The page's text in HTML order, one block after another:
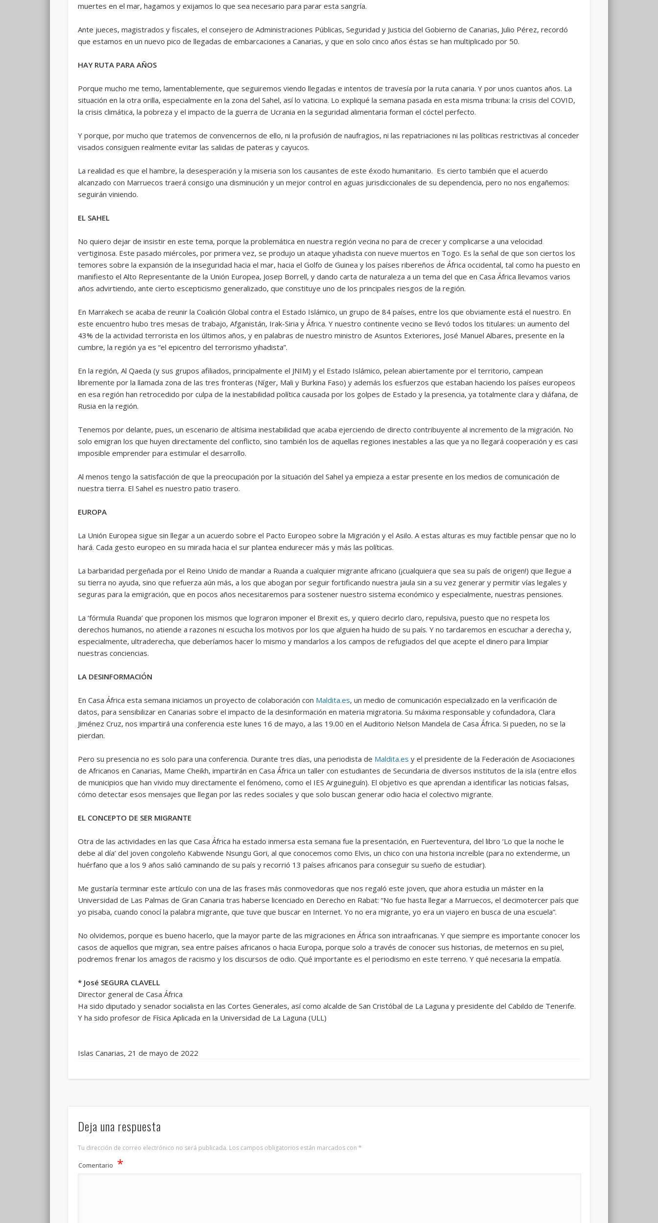
muertes en el mar, hagamos y exijamos lo que sea necesario para parar esta sangría.
Ante jueces, magistrados y fiscales, el consejero de Administraciones Públicas, Seguridad y Justicia del Gobierno de Canarias, Julio Pérez, recordó
que estamos en un nuevo pico de llegadas de embarcaciones a Canarias, y que en solo cinco años éstas se han multiplicado por 50.
HAY RUTA PARA AÑOS
Porque mucho me temo, lamentablemente, que seguiremos viendo llegadas e intentos de travesía por la ruta canaria. Y por unos cuantos años. La
situación en la otra orilla, especialmente en la zona del Sahel, así lo vaticina. Lo expliqué la semana pasada en esta misma tribuna: la crisis del COVID,
la crisis climática, la pobreza y el impacto de la guerra de Ucrania en la seguridad alimentaria forman el cóctel perfecto.
Y porque, por mucho que tratemos de convencernos de ello, ni la profusión de naufragios, ni las repatriaciones ni las políticas restrictivas al conceder
visados consiguen realmente evitar las salidas de pateras y cayucos.
La realidad es que el hambre, la desesperación y la miseria son los causantes de este éxodo humanitario. Es cierto también que el acuerdo
alcanzado con Marruecos traerá consigo una disminución y un mejor control en aguas jurisdiccionales de su dependencia, pero no nos engañemos:
seguirán viniendo.
EL SAHEL
No quiero dejar de insistir en este tema, porque la problemática en nuestra región vecina no para de crecer y complicarse a una velocidad
vertiginosa. Este pasado miércoles, por primera vez, se produjo un ataque yihadista con nueve muertos en Togo. Es la señal de que son ciertos los
temores sobre la expansión de la inseguridad hacia el mar, hacia el Golfo de Guinea y los países ribereños de África occidental, tal como ha puesto en
manifiesto el Alto Representante de la Unión Europea, Josep Borrell, y dando carta de naturaleza a un tema del que en Casa África llevamos varios
años advirtiendo, ante cierto escepticismo generalizado, que constituye uno de los principales riesgos de la región.
En Marrakech se acaba de reunir la Coalición Global contra el Estado Islámico, un grupo de 84 países, entre los que obviamente está el nuestro. En
este encuentro hubo tres mesas de trabajo, Afganistán, Irak-Siria y África. Y nuestro continente vecino se llevó todos los titulares: un aumento del
43% de la actividad terrorista en los últimos años, y en palabras de nuestro ministro de Asuntos Exteriores, José Manuel Albares, presente en la
cumbre, la región ya es “el epicentro del terrorismo yihadista”.
En la región, Al Qaeda (y sus grupos afiliados, principalmente el JNIM) y el Estado Islámico, pelean abiertamente por el territorio, campean
libremente por la llamada zona de las tres fronteras (Níger, Mali y Burkina Faso) y además los esfuerzos que estaban haciendo los países europeos
en esa región han retrocedido por culpa de la inestabilidad política causada por los golpes de Estado y la presencia, ya totalmente clara y diáfana, de
Rusia en la región.
Tenemos por delante, pues, un escenario de altísima inestabilidad que acaba ejerciendo de directo contribuyente al incremento de la migración. No
solo emigran los que huyen directamente del conflicto, sino también los de aquellas regiones inestables a las que ya no llegará cooperación y es casi
imposible emprender para estimular el desarrollo.
Al menos tengo la satisfacción de que la preocupación por la situación del Sahel ya empieza a estar presente en los medios de comunicación de
nuestra tierra. El Sahel es nuestro patio trasero.
EUROPA
La Unión Europea sigue sin llegar a un acuerdo sobre el Pacto Europeo sobre la Migración y el Asilo. A estas alturas es muy factible pensar que no lo
hará. Cada gesto europeo en su mirada hacia el sur plantea endurecer más y más las políticas.
La barbaridad pergeñada por el Reino Unido de mandar a Ruanda a cualquier migrante africano (¡cualquiera que sea su país de origen!) que llegue a
su tierra no ayuda, sino que refuerza aún más, a los que abogan por seguir fortificando nuestra jaula sin a su vez generar y permitir vías legales y
seguras para la emigración, que en pocos años necesitaremos para sostener nuestro sistema económico y especialmente, nuestras pensiones.
La ‘fórmula Ruanda’ que proponen los mismos que lograron imponer el Brexit es, y quiero decirlo claro, repulsiva, puesto que no respeta los
derechos humanos, no atiende a razones ni escucha los motivos por los que alguien ha huido de su país. Y no tardaremos en escuchar a derecha y,
especialmente, ultraderecha, que deberíamos hacer lo mismo y mandarlos a los campos de refugiados del que acepte el dinero para limpiar
nuestras conciencias.
LA DESINFORMACIÓN
En Casa África esta semana iniciamos un proyecto de colaboración con Maldita.es, un medio de comunicación especializado en la verificación de
datos, para sensibilizar en Canarias sobre el impacto de la desinformación en materia migratoria. Su máxima responsable y cofundadora, Clara
Jiménez Cruz, nos impartirá una conferencia este lunes 16 de mayo, a las 19.00 en el Auditorio Nelson Mandela de Casa África. Si pueden, no se la
pierdan.
Pero su presencia no es solo para una conferencia. Durante tres días, una periodista de Maldita.es y el presidente de la Federación de Asociaciones
de Africanos en Canarias, Mame Cheikh, impartirán en Casa África un taller con estudiantes de Secundaria de diversos institutos de la isla (entre ellos
de municipios que han vivido muy directamente el fenómeno, como el IES Arguineguín). El objetivo es que aprendan a identificar las noticias falsas,
cómo detectar esos mensajes que llegan por las redes sociales y que solo buscan generar odio hacia el colectivo migrante.
EL CONCEPTO DE SER MIGRANTE
Otra de las actividades en las que Casa África ha estado inmersa esta semana fue la presentación, en Fuerteventura, del libro ‘Lo que la noche le
debe al día’ del joven congoleño Kabwende Nsungu Gori, al que conocemos como Elvis, un chico con una historia increíble (para no extenderme, un
huérfano que a los 9 años salió caminando de su país y recorrió 13 países africanos para conseguir su sueño de estudiar).
Me gustaría terminar este artículo con una de las frases más conmovedoras que nos regaló este joven, que ahora estudia un máster en la
Universidad de Las Palmas de Gran Canaria tras haberse licenciado en Derecho en Rabat: “No fue hasta llegar a Marruecos, el decimotercer país que
yo pisaba, cuando conocí la palabra migrante, que tuve que buscar en Internet. Yo no era migrante, yo era un viajero en busca de una escuela”.
No olvidemos, porque es bueno hacerlo, que la mayor parte de las migraciones en África son intraafricanas. Y que siempre es importante conocer los
casos de aquellos que migran, sea entre países africanos o hacia Europa, porque solo a través de conocer sus historias, de meternos en su piel,
podremos frenar los amagos de racismo y los discursos de odio. Qué importante es el periodismo en este terreno. Y qué necesaria la empatía.
* José SEGURA CLAVELL
Director general de Casa África
Ha sido diputado y senador socialista en las Cortes Generales, así como alcalde de San Cristóbal de La Laguna y presidente del Cabildo de Tenerife.
Y ha sido profesor de Física Aplicada en la Universidad de La Laguna (ULL)
Islas Canarias, 21 de mayo de 2022
Deja una respuesta
Tu dirección de correo electrónico no será publicada. Los campos obligatorios están marcados con *
Comentario *